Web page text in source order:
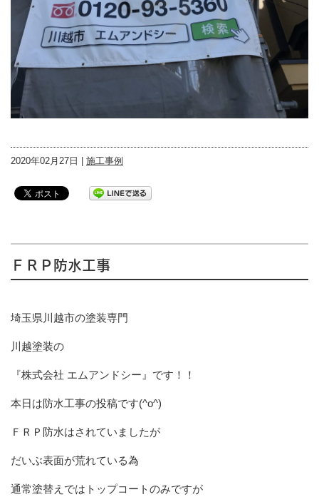
2020年02月27日 | 施工事例
ＦＲＰ防水工事
埼玉県川越市の塗装専門
川越塗装の
『株式会社 エムアンドシー』です！！
本日は防水工事の投稿です(^o^)
ＦＲＰ防水はされていましたが
だいぶ表面が荒れている為
通常塗替えではトップコートのみですが